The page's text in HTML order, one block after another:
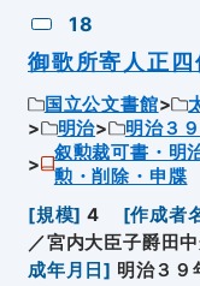
18
御歌所寄人正
国立公文書館
明治
明治３
叙勲裁可書・明
勲・削除・申牒
[規模] 4 [作成者
／宮内大臣子爵田
成年月日] 明治３９